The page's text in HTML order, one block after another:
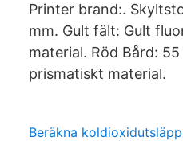
Printer brand:.
mm. Gult fält: Gult
material. Röd Bård:
prismatiskt material.
Beräkna